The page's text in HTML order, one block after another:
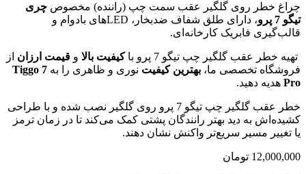
چراغ خطر روی گلگیر عقب سمت چپ (راننده) مخصوص چری
تیگو 7 پرو
، دارای طلق شفاف ضدبخار، LEDهای بادوام و
قالب‌گیری فابریک کارخانه‌ای.
تهیه خطر عقب گلگیر چپ تیگو 7 پرو با کیفیت بالا و قیمت ارزان از
فروشگاه تخصصی ما، بهترین کیفیت نوری و ظاهری را به Tiggo 7
Pro هدیه دهید.
خطر عقب گلگیر چپ تیگو 7 پرو روی گلگیر نصب شده و با طراحی
کشیده‌اش به دید بهتر رانندگان پشتی کمک می‌کند تا در زمان ترمز
یا تغییر مسیر سریع‌تر واکنش نشان دهند.
12,000,000 تومان